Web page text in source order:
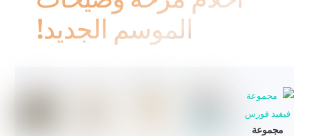
الموسم الجديد!
مجموعة